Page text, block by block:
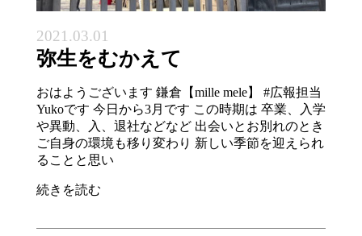
2021.03.01
弥生をむかえて
おはようございます 鎌倉【mille mele】 #広報担当
Yukoです 今日から3月です この時期は 卒業、入学
や異動、入、退社などなど 出会いとお別れのとき
ご自身の環境も移り変わり 新しい季節を迎えられ
ることと思い
続きを読む